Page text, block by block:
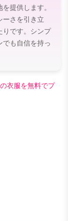
提供します。
ーさを引き立
りです。シンプ
でも自信を持っ
衣服を無料でプ